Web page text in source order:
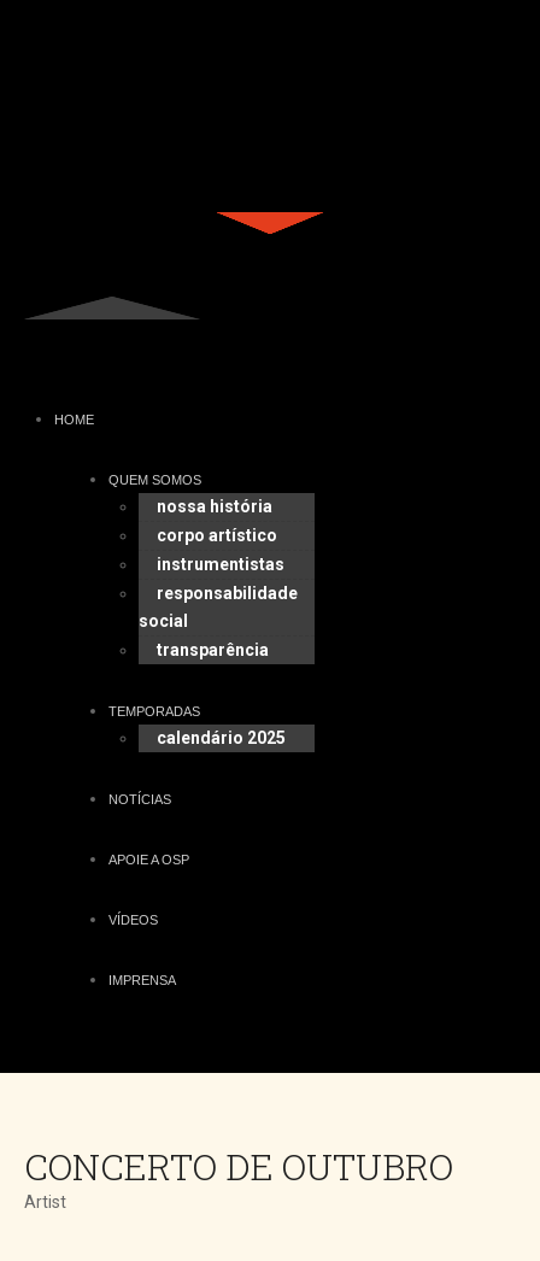
HOME
QUEM SOMOS
nossa história
corpo artístico
instrumentistas
responsabilidade
social
transparência
TEMPORADAS
calendário 2025
NOTÍCIAS
APOIE A OSP
VÍDEOS
IMPRENSA
CONCERTO DE OUTUBRO
Artist